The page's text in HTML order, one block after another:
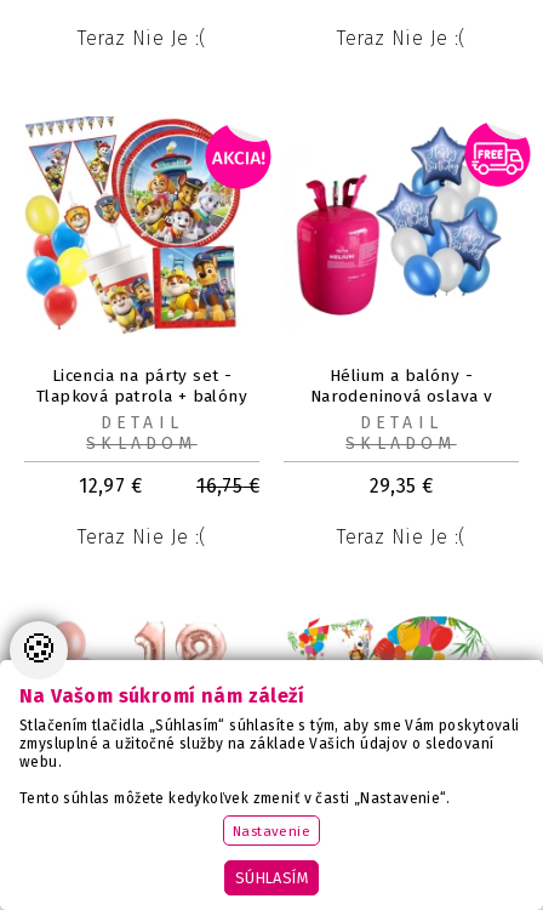
Teraz Nie Je :( Teraz Nie Je :(
Licencia na párty set -
Tlapková patrola + balóny
ZADARMO
12,97 € 16,75€
Teraz Nie Je :(
DETAIL
SKLADOM
Hélium a balóny -
Narodeninová oslava v
modrej farbe
29,35 €
Teraz Nie Je :(
DETAIL
SKLADOM
Party set k 18 narodeninám
Zvieratá v džungli - s
🍪
Na Vašom súkromí nám záleží
Stlačením tlačidla „Súhlasím“ súhlasíte s tým, aby sme Vám poskytovali
zmysluplné a užitočné služby na základe Vašich údajov o sledovaní
webu.
Tento súhlas môžete kedykoľvek zmeniť v časti „Nastavenie“.
Nastavenie
SÚHLASÍM